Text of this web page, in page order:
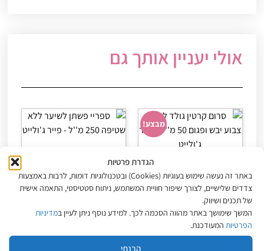
הגדרת פרטיות
באתר זה נעשה שימוש בעוגיות (Cookies) ובטכנולוגיות דומות, לרבות באמצעות
צדדים שלישיים, לצורך שיפור חוויית המשתמש, ניתוח סטטיסטי, התאמה אישית
של תכנים ושיווק.
המשך שימושך באתר מהווה הסכמה לכך. למידע נוסף ניתן לעיין במדיניות
הפרטיותהמעודכנת.
הבנתי
אולי יעניין אותך גם
מבצע!
צבוע יבש ופגום 50 מ"ל –
פייר ג'ולייט
₪95
מחיר ל-100 מ״ל: ₪190
₪150
הוספה לסל
ג'ולייט
₪63
הוספה לסל